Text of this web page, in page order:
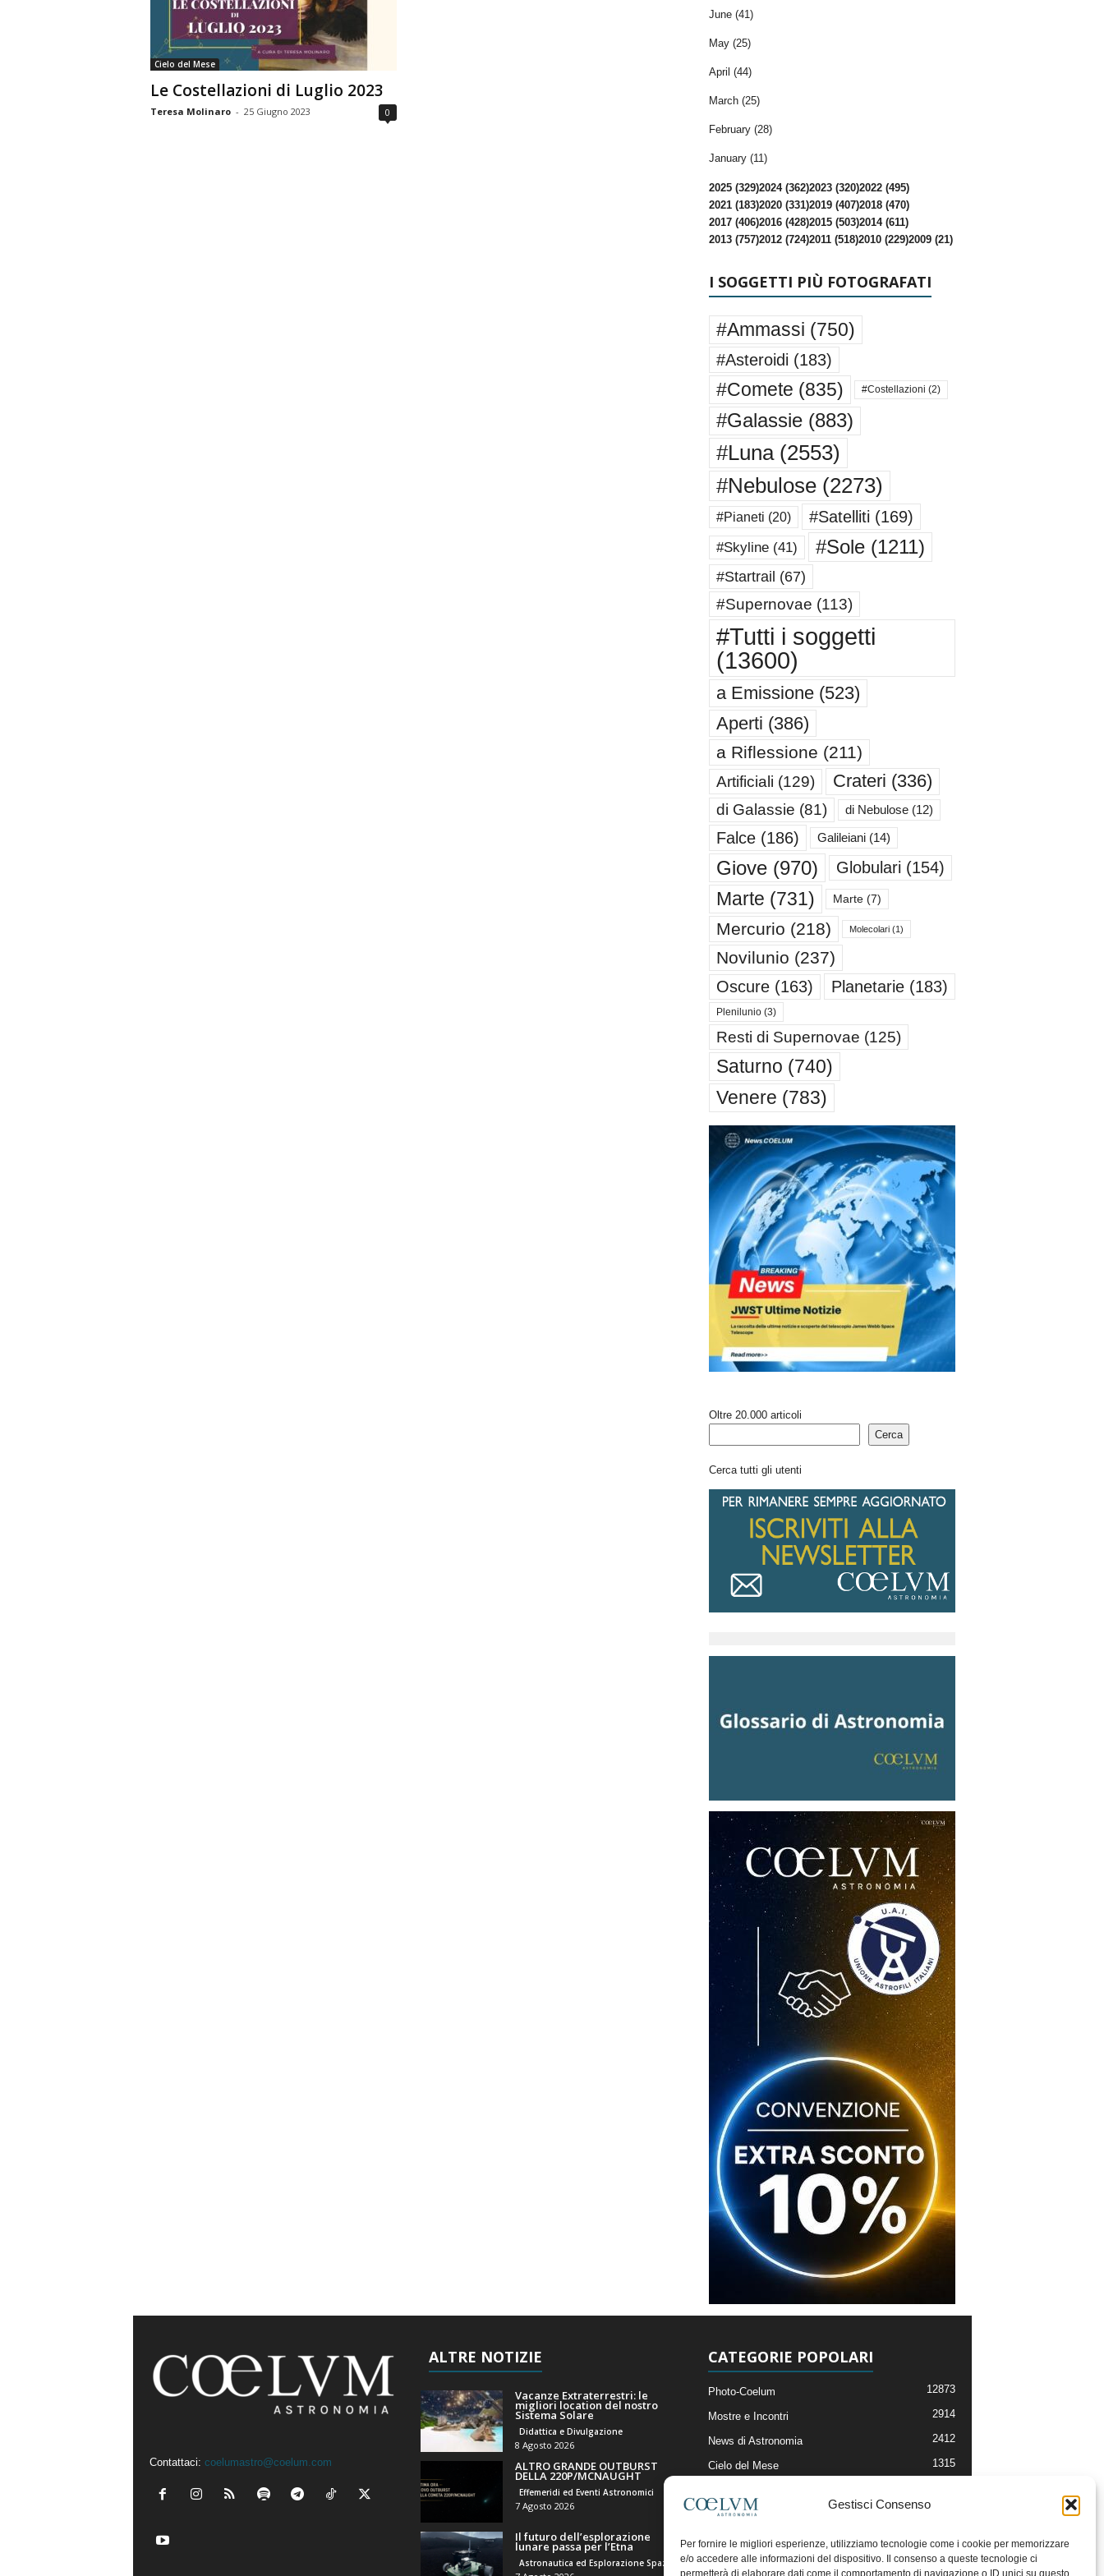
Gestisci Consenso
Per fornire le migliori esperienze, utilizziamo tecnologie come i cookie per memorizzare
e/o accedere alle informazioni del dispositivo. Il consenso a queste tecnologie ci
permetterà di elaborare dati come il comportamento di navigazione o ID unici su questo
n
o
m
i
a
Cielo del Mese
Le Costellazioni di Luglio 2023
Teresa Molinaro - 25 Giugno 2023 0
June (41)
May (25)
April (44)
March (25)
February (28)
January (11)
2025 (329)2024 (362)2023 (320)2022 (495)
2021 (183)2020 (331)2019 (407)2018 (470)
2017 (406)2016 (428)2015 (503)2014 (611)
2013 (757)2012 (724)2011 (518)2010 (229)2009 (21)
I SOGGETTI PIÙ FOTOGRAFATI
#Ammassi (750)
#Asteroidi (183)
#Comete (835) #Costellazioni (2)
#Galassie(883)
#Luna(2553)
#Nebulose(2273)
#Pianeti (20) #Satelliti (169)
#Skyline(41) #Sole(1211)
#Startrail (67)
#Supernovae (113)
#Tutti i soggetti
(13600)
a Emissione(523)
Aperti (386)
a Riflessione (211)
Artificiali (129) Crateri (336)
di Galassie (81) di Nebulose(12)
Falce(186) Galileiani(14)
Giove(970) Globulari (154)
Marte (731) Marte(7)
Mercurio (218) Molecolari(1)
Novilunio (237)
Oscure(163) Planetarie(183)
Plenilunio(3)
Resti di Supernovae (125)
Saturno (740)
Venere (783)
Oltre 20.000 articoli
Cerca
Cerca tutti gli utenti
Contattaci: coelumastro@coelum.com
ALTRE NOTIZIE
Vacanze Extraterrestri: le
migliori location del nostro
Sistema Solare
Didattica e Divulgazione
8 Agosto 2026
ALTRO GRANDE OUTBURST
DELLA 220P/MCNAUGHT
Effemeridi ed Eventi Astronomici
7 Agosto 2026
Il futuro dell’esplorazione
lunare passa per l’Etna
CATEGORIE POPOLARI
Photo-Coelum 12873
Mostre e Incontri 2914
News di Astronomia 2412
Cielo del Mese 1315
Articoli e Risorse On-Line
Il Blog della Redazione